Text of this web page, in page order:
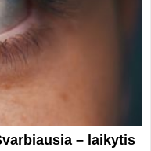
– laikytis